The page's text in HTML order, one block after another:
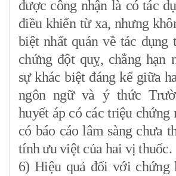
được công nhận là có tác
điều khiển từ xa, nhưng
biệt nhất quán về tác dụng
chứng đột quỵ, chẳng hạn
sự khác biệt đáng kể giữa
ngôn ngữ và ý thức
huyết áp có các triệu chứng
có báo cáo lâm sàng chưa
tính ưu việt của hai vị thuốc.
6) Hiệu quả đối với chứng